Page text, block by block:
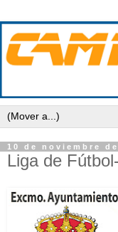
10 de noviembre de
Liga de